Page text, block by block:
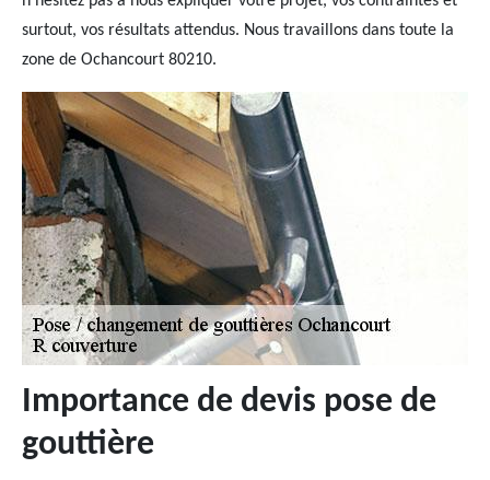
surtout, vos résultats attendus. Nous travaillons dans toute la
zone de Ochancourt 80210.
Importance de devis pose de
gouttière